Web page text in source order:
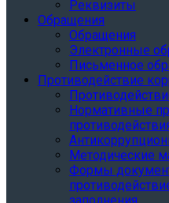
Реквизиты
Обращения
Обращения
Электронные
Письменное
Противодействие
Нормативные
Методические
Формы